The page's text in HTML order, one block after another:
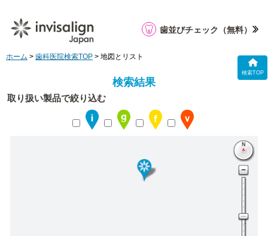
検索TOP
歯並びチェック （無料）
ホーム > 歯科医院検索TOP > 地図とリスト
検索結果
取り扱い製品で絞り込む